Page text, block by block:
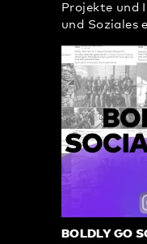
Projekte und
und Soziales
BOLDLY GO